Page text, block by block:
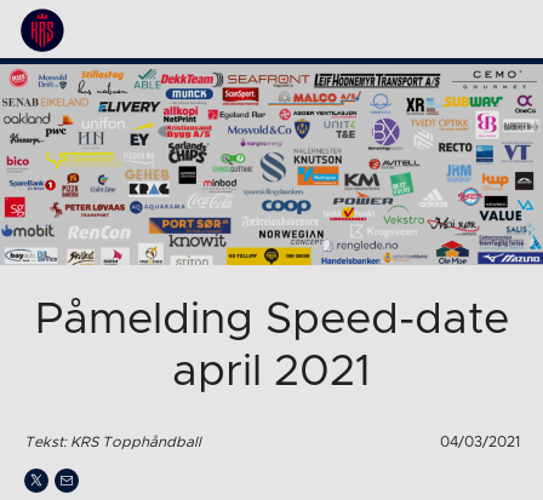
Påmelding Speed-date
april 2021
Tekst: KRS Topphåndball 04/03/2021